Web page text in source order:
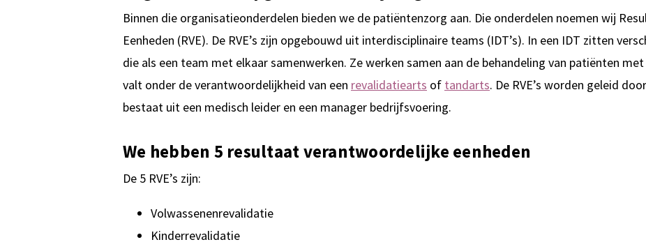
Binnen die organisatieonderdelen bieden we de patiëntenzorg aan. Die onderdelen noemen wij
Eenheden (RVE). De RVE’s zijn opgebouwd uit interdisciplinaire teams (IDT’s). In een IDT zitten
die als een team met elkaar samenwerken. Ze werken samen aan de behandeling van patiënten
valt onder de verantwoordelijkheid van een revalidatiearts of tandarts. De RVE’s worden geleid
bestaat uit een medisch leider en een manager bedrijfsvoering.
We hebben 5 resultaat verantwoordelijke eenheden
De 5 RVE’s zijn:
Volwassenenrevalidatie
Kinderrevalidatie